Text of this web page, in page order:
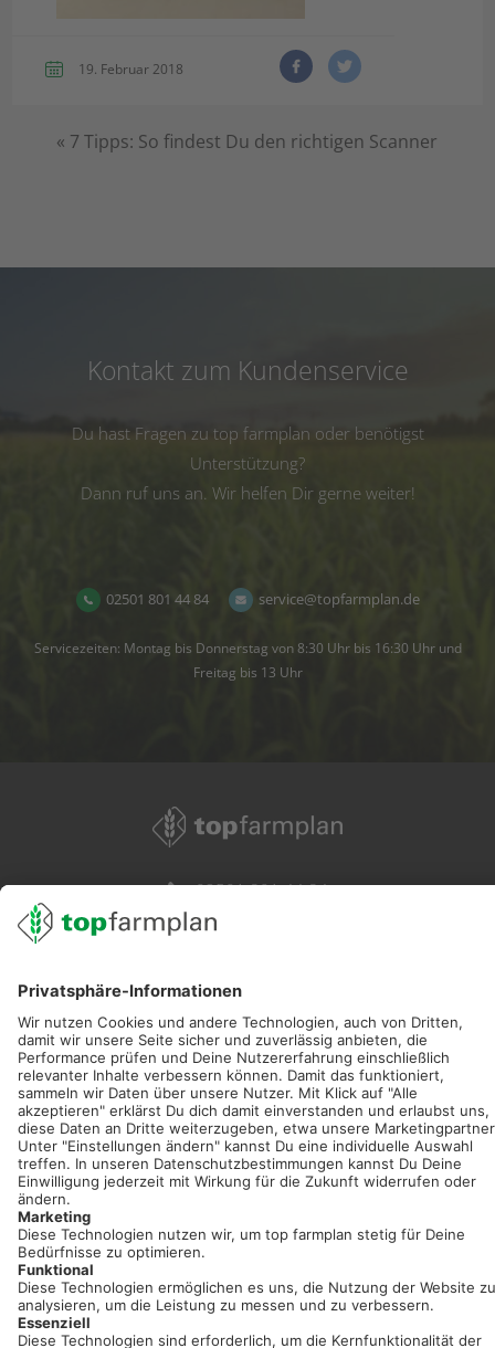
19. Februar 2018
« 7 Tipps: So findest Du den richtigen Scanner
Kontakt zum Kundenservice
Du hast Fragen zu top farmplan oder benötigst
Unterstützung?
Dann ruf uns an. Wir helfen Dir gerne weiter!
02501 801 44 84 service@topfarmplan.de
Servicezeiten: Montag bis Donnerstag von 8:30 Uhr bis 16:30 Uhr und
Freitag bis 13 Uhr
02501 801 44 84
service@topfarmplan.de
Sei immer auf dem Laufenden!
Neue Features, spannende Tipps und hilfreiche Anleitungen!
Optimiere Dein Agrarbüro -
einfach und bequem!